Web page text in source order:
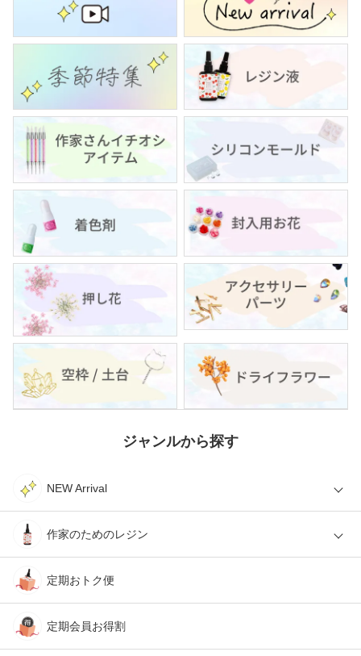
ジャンルから探す
NEW Arrival
作家のためのレジン
定期おトク便
定期会員お得割